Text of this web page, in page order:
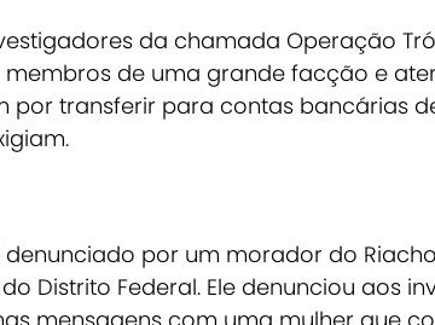
da chamada Operação
de uma grande facção e
por transferir para contas bancárias
denunciado por um morador do
Distrito Federal. Ele denunciou aos